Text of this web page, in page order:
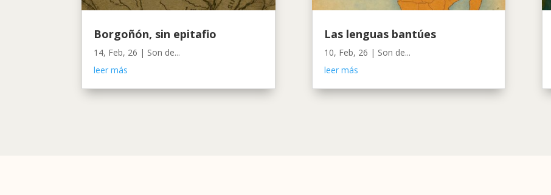
Borgoñón, sin epitafio
14, Feb, 26 | Son de...
leer más
Las lenguas bantúes
10, Feb, 26 | Son de...
leer más